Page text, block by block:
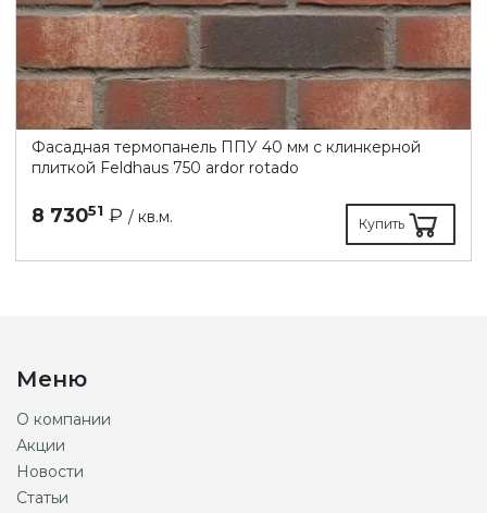
Фасадная термопанель ППУ 40 мм с клинкерной
плиткой Feldhaus 750 ardor rotado
8 73051 ₽ / кв.м. Купить
Меню
О компании
Акции
Новости
Статьи